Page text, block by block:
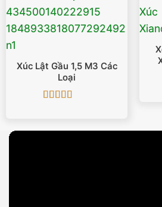
Xúc Lật Gầu 1,5 M3 Các
Loại